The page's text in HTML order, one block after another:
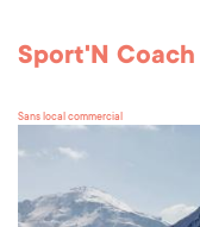
Sport'N Coach
Sans local commercial